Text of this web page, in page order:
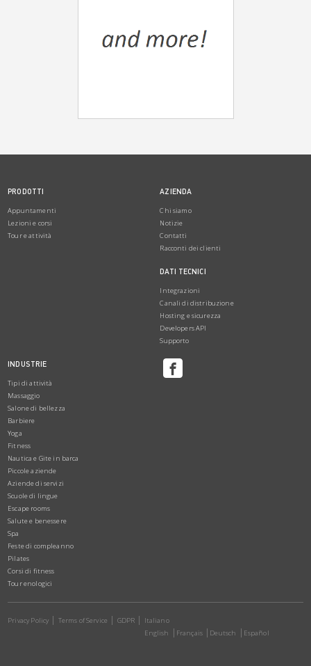
PRODOTTI
Appuntamenti
Lezioni e corsi
Tour e attività
AZIENDA
Chi siamo
Notizie
Contatti
Racconti dei clienti
DATI TECNICI
Integrazioni
Canali di distribuzione
Hosting e sicurezza
Developers API
Supporto
INDUSTRIE
Tipi di attività
Massaggio
Salone di bellezza
Barbiere
Yoga
Fitness
Nautica e Gite in barca
Piccole aziende
Aziende di servizi
Scuole di lingue
Escape rooms
Salute e benessere
Spa
Feste di compleanno
Pilates
Corsi di fitness
Tour enologici
Privacy Policy Terms of Service GDPR
Italiano
English
Français Deutsch Español